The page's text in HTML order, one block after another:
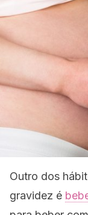
Outro dos
gravidez é